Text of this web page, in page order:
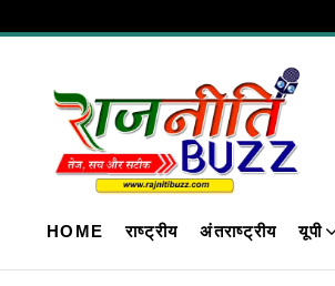
HOME राष्ट्रीय अंतराष्ट्रीय यूपी